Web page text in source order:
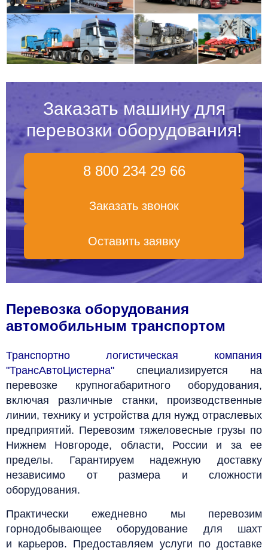
Заказать машину для
перевозки оборудования!
8 800 234 29 66
Заказать звонок
Оставить заявку
Перевозка оборудования
автомобильным транспортом
Транспортно логистическая компания
"ТрансАвтоЦистерна" специализируется на
перевозке крупногабаритного оборудования,
включая различные станки, производственные
линии, технику и устройства для нужд отраслевых
предприятий. Перевозим тяжеловесные грузы по
Нижнем Новгороде, области, России и за ее
пределы. Гарантируем надежную доставку
независимо от размера и сложности
оборудования.
Практически ежедневно мы перевозим
горнодобывающее оборудование для шахт
и карьеров. Предоставляем услуги по доставке